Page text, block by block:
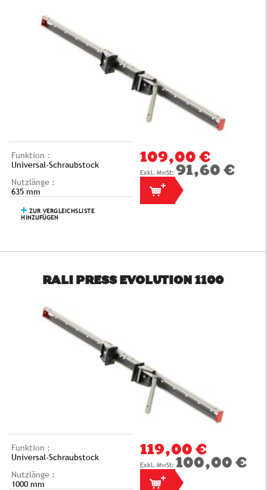
Funktion :
Universal-Schraubstock
Nutzlänge :
635 mm
ZUR VERGLEICHSLISTE
HINZUFÜGEN
109,00 €
91,60 €
RALI PRESS EVOLUTION 1100
Funktion :
Universal-Schraubstock
Nutzlänge :
1000 mm
119,00 €
100,00 €